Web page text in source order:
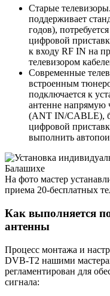
Старые
поддерживает
годов),
цифровой
к входу RF IN на
телевизором
Современные
встроенным
подключается к
антенне напрямую
(ANT IN/CABLE),
цифровой
выполнить
На фото мастер
приема 20-бесплатных
Как выполняется
антенны
Процесс монтажа и
DVB-T2 нашими
регламентирован для
сигнала: